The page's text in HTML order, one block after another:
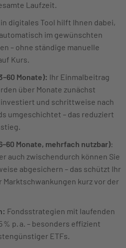
Laufzeit.
digitales Tool hilft Ihnen dabei,
im gewünschten
– ohne ständige manuelle
Kurs.
Monate): Ihr Einmalbeitrag
über Monate zunächst
und schrittweise nach
umgeschichtet – das reduziert
Monate, mehrfach nutzbar):
auch zwischendurch können Sie
abgesichern – das schützt Ihr
Marktschwankungen kurz vor der
Fondsstrategien mit laufenden
% p. a. – besonders effizient
ETFs.